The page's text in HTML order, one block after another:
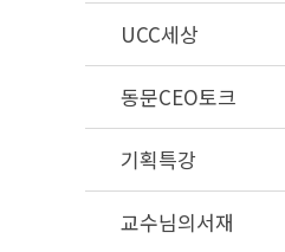
UCC세상
동문CEO토크
기획특강
교수님의서재